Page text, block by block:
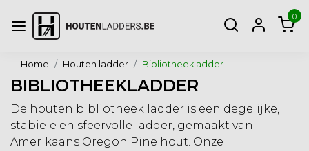
0
Home Houten ladder Bibliotheekladder
BIBLIOTHEEKLADDER
De houten bibliotheek ladder is een degelijke,
stabiele en sfeervolle ladder, gemaakt van
Amerikaans Oregon Pine hout. Onze